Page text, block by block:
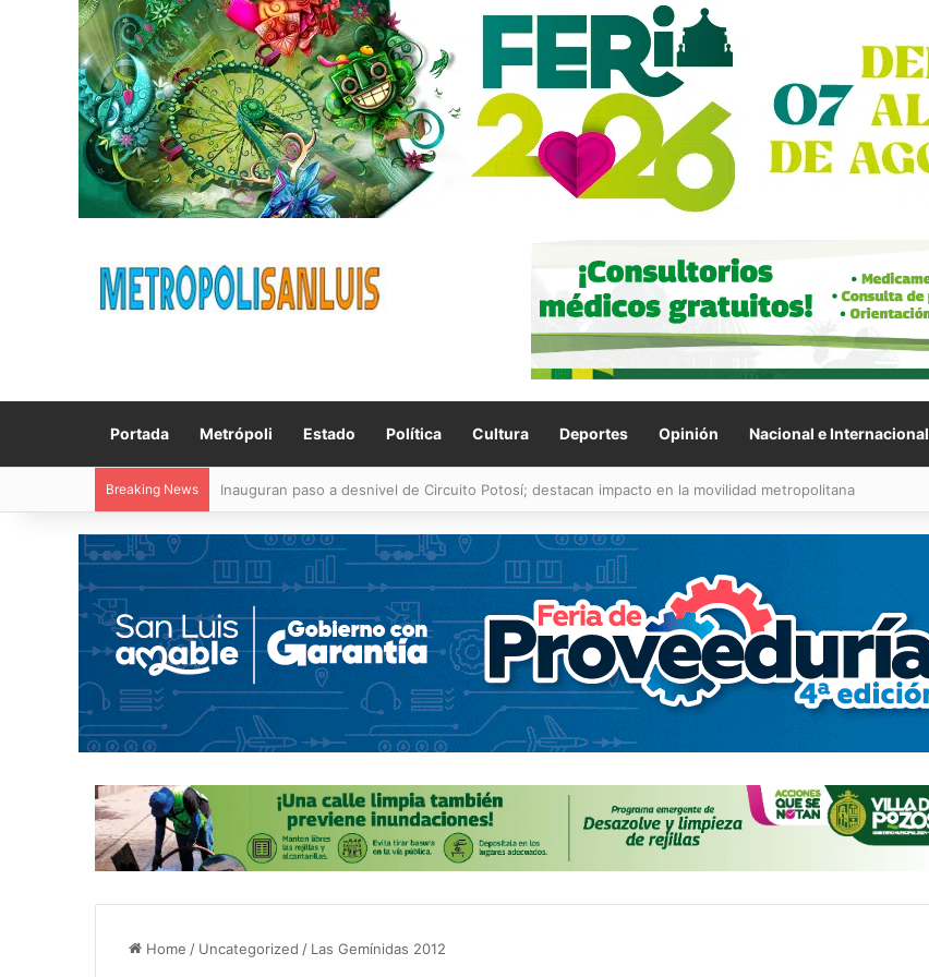
Portada Metrópoli Estado Política Cultura Deportes Opinión Nacional e Internacional
Breaking News Centro de Capacitación en San Francisco ofrecerá talleres y buscará certificación para sus alumnos
Home / Uncategorized / Las Gemínidas 2012